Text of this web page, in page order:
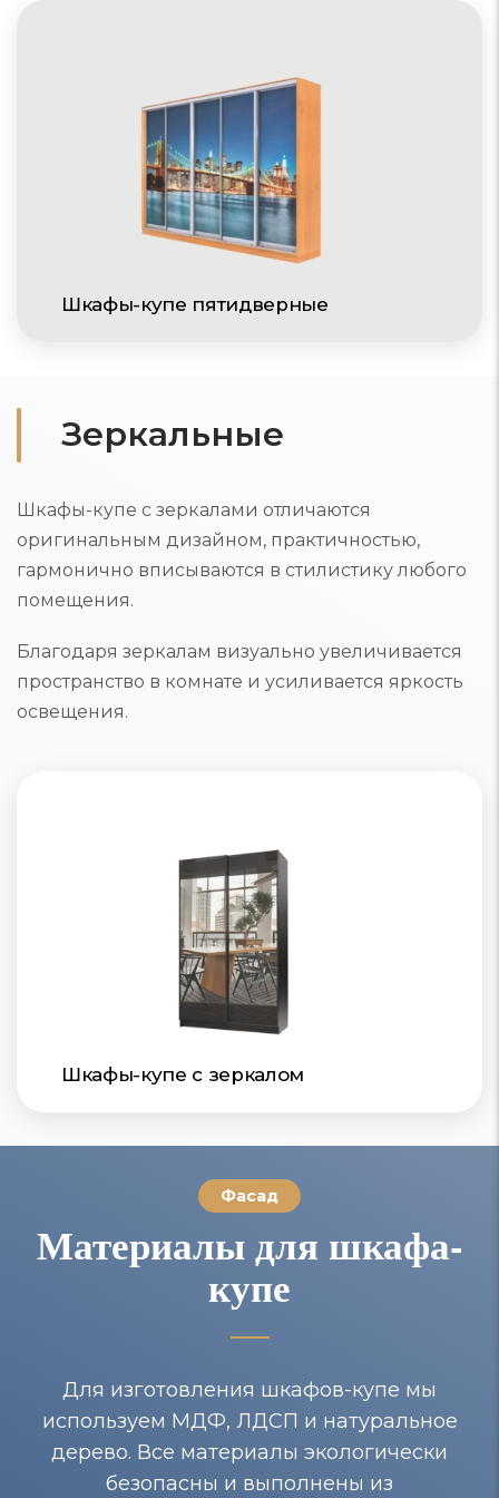
Шкафы-купе пятидверные
Зеркальные
Шкафы-купе с зеркалами отличаются
оригинальным дизайном, практичностью,
гармонично вписываются в стилистику любого
помещения.
Благодаря зеркалам визуально увеличивается
пространство в комнате и усиливается яркость
освещения.
Шкафы-купе с зеркалом
Фасад
Материалы для шкафа-
купе
Для изготовления шкафов-купе мы
используем МДФ, ЛДСП и натуральное
дерево. Все материалы экологически
безопасны и выполнены из